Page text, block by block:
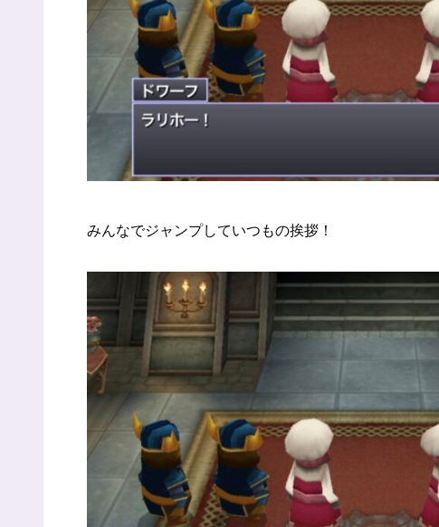
みんなでジャンプしていつもの挨拶！